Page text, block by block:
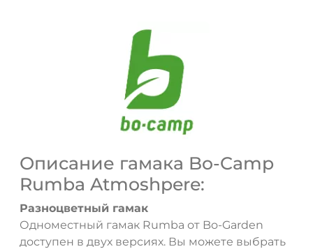
Описание гамака Bo-Camp
Rumba Atmoshpere:
Разноцветный гамак
Одноместный гамак Rumba от Bo-Garden
доступен в двух версиях. Вы можете выбрать